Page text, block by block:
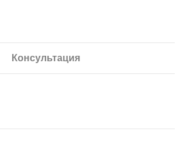
Консультация